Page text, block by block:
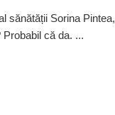
sănătății Sorina Pintea,
că da. ...